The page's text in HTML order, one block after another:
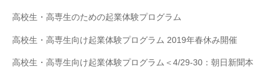
高校生・高専生のための起業体験プログラム
高校生・高専生向け起業体験プログラム 2019年春休み開催
高校生・高専生向け起業体験プログラム＜4/29-30：朝日新聞本